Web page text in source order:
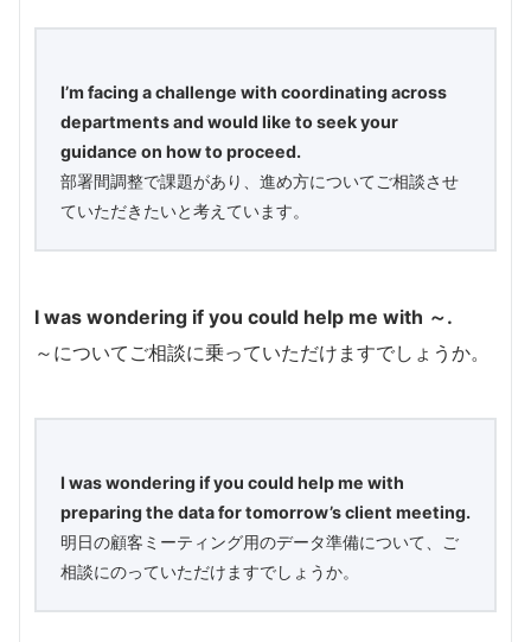
I’m facing a challenge with coordinating across
departments and would like to seek your
guidance on how to proceed.
部署間調整で課題があり、進め方についてご相談させ
ていただきたいと考えています。
I was wondering if you could help me with ～.
～についてご相談に乗っていただけますでしょうか。
I was wondering if you could help me with
preparing the data for tomorrow’s client meeting.
明日の顧客ミーティング用のデータ準備について、ご
相談にのっていただけますでしょうか。